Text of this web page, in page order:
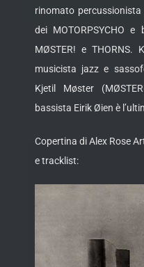
rinomato
dei MOTORPSYCHO e
MØSTER! e
musicista jazz e
Kjetil Møster
bassista Eirik Øien è
Copertina di Alex Rose
e tracklist: